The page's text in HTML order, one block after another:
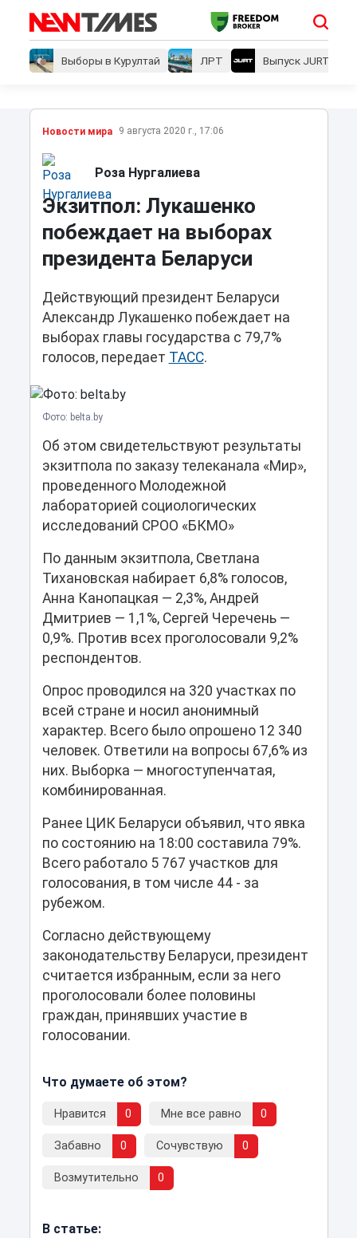
Выборы в Курултай ЛРТ Выпуск JURT
Новости мира 9 августа 2020 г., 17:06
Роза Нургалиева
Экзитпол: Лукашенко
побеждает на выборах
президента Беларуси
Действующий президент Беларуси
Александр Лукашенко побеждает на
выборах главы государства с 79,7%
голосов, передает ТАСС.
Фото: belta.by
Об этом свидетельствуют результаты
экзитпола по заказу телеканала «Мир»,
проведенного Молодежной
лабораторией социологических
исследований СРОО «БКМО»
По данным экзитпола, Светлана
Тихановская набирает 6,8% голосов,
Анна Канопацкая — 2,3%, Андрей
Дмитриев — 1,1%, Сергей Черечень —
0,9%. Против всех проголосовали 9,2%
респондентов.
Опрос проводился на 320 участках по
всей стране и носил анонимный
характер. Всего было опрошено 12 340
человек. Ответили на вопросы 67,6% из
них. Выборка — многоступенчатая,
комбинированная.
Ранее ЦИК Беларуси объявил, что явка
по состоянию на 18:00 составила 79%.
Всего работало 5 767 участков для
голосования, в том числе 44 - за
рубежом.
Согласно действующему
законодательству Беларуси, президент
считается избранным, если за него
проголосовали более половины
граждан, принявших участие в
голосовании.
Что думаете об этом?
Нравится 0 Мне все равно 0
Забавно 0 Сочувствую 0
Возмутительно 0
В статье: